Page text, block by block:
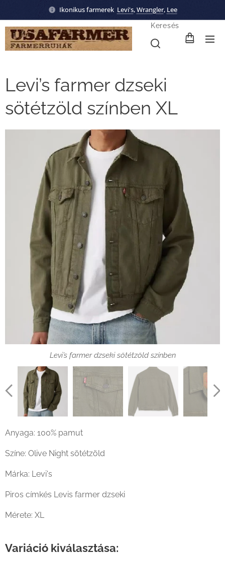
Ikonikus farmerek Levi's,Wrangler, Lee
Keresés
Levi’s farmer dzseki
sötétzöld színben XL
Levi’s farmer dzseki sötétzöld színben
Levi’s farmer dzseki sötétzöld színben zseb
Levi’s farmer dzseki sötétzöld színben háta
Levi’s farmer dzseki sötétzöld színben
Anyaga: 100% pamut
Színe: Olive Night sötétzöld
Márka: Levi's
Piros címkés Levis farmer dzseki
Mérete: XL
Variáció kiválasztása: